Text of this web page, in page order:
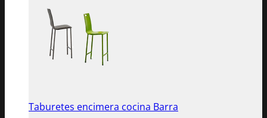
Taburetes encimera cocina Barra